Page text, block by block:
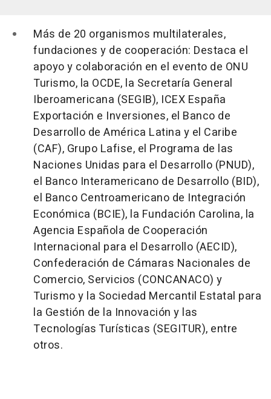
Más de 20 organismos multilaterales,
fundaciones y de cooperación: Destaca el
apoyo y colaboración en el evento de ONU
Turismo, la OCDE, la Secretaría General
Iberoamericana (SEGIB), ICEX España
Exportación e Inversiones, el Banco de
Desarrollo de América Latina y el Caribe
(CAF), Grupo Lafise, el Programa de las
Naciones Unidas para el Desarrollo (PNUD),
el Banco Interamericano de Desarrollo (BID),
el Banco Centroamericano de Integración
Económica (BCIE), la Fundación Carolina, la
Agencia Española de Cooperación
Internacional para el Desarrollo (AECID),
Confederación de Cámaras Nacionales de
Comercio, Servicios (CONCANACO) y
Turismo y la Sociedad Mercantil Estatal para
la Gestión de la Innovación y las
Tecnologías Turísticas (SEGITUR), entre
otros.